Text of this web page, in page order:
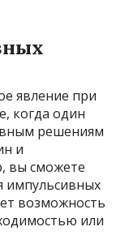
явление при
когда один
решениям
и
вы сможете
импульсивных
возможность
или